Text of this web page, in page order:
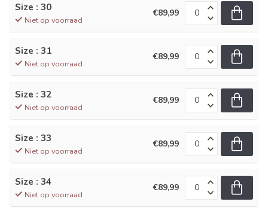
Size : 30
Niet op voorraad
€89,99
Size : 31
Niet op voorraad
€89,99
Size : 32
Niet op voorraad
€89,99
Size : 33
Niet op voorraad
€89,99
Size : 34
Niet op voorraad
€89,99